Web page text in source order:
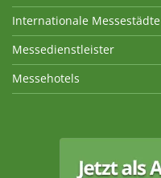
Internationale Messestädte
Messedienstleister
Messehotels